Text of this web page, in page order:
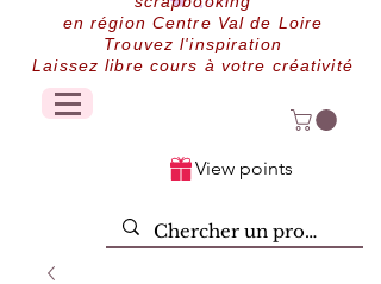
en région Centre Val de Loire
Trouvez l'inspiration
Laissez libre cours à votre créativité
View points